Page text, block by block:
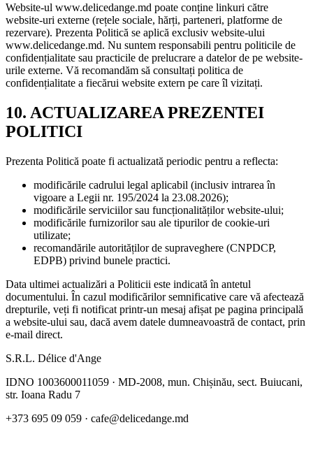
Website-ul www.delicedange.md poate conține linkuri către
website-uri externe (rețele sociale, hărți, parteneri, platforme de
rezervare). Prezenta Politică se aplică exclusiv website-ului
www.delicedange.md. Nu suntem responsabili pentru politicile de
confidențialitate sau practicile de prelucrare a datelor de pe website-
urile externe. Vă recomandăm să consultați politica de
confidențialitate a fiecărui website extern pe care îl vizitați.
10. ACTUALIZAREA PREZENTEI
POLITICI
Prezenta Politică poate fi actualizată periodic pentru a reflecta:
modificările cadrului legal aplicabil (inclusiv intrarea în
vigoare a Legii nr. 195/2024 la 23.08.2026);
modificările serviciilor sau funcționalităților website-ului;
modificările furnizorilor sau ale tipurilor de cookie-uri
utilizate;
recomandările autorităților de supraveghere (CNPDCP,
EDPB) privind bunele practici.
Data ultimei actualizări a Politicii este indicată în antetul
documentului. În cazul modificărilor semnificative care vă afectează
drepturile, veți fi notificat printr-un mesaj afișat pe pagina principală
a website-ului sau, dacă avem datele dumneavoastră de contact, prin
e-mail direct.
S.R.L. Délice d'Ange
IDNO 1003600011059 · MD-2008, mun. Chișinău, sect. Buiucani,
str. Ioana Radu 7
+373 695 09 059 · cafe@delicedange.md